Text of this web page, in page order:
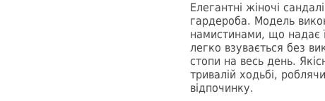
Елегантні жіночі
гардероба. Модель
намистинами, що надає
легко взувається без
стопи на весь день.
тривалій ходьбі,
відпочинку.